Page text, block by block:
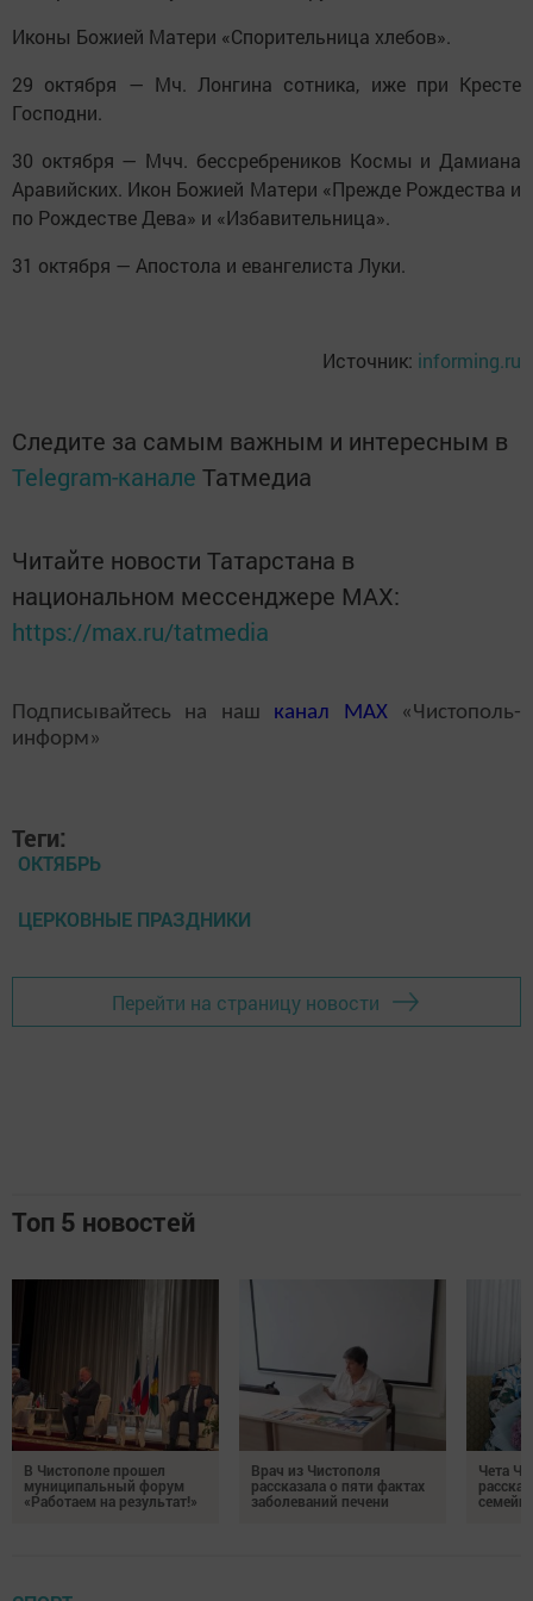
Иконы Божией Матери «Спорительница хлебов».
29 октября — Мч. Лонгина сотника, иже при Кресте
Господни.
30 октября — Мчч. бессребреников Космы и Дамиана
Аравийских. Икон Божией Матери «Прежде Рождества и
по Рождестве Дева» и «Избавительница».
31 октября — Апостола и евангелиста Луки.
Источник: informing.ru
Следите за самым важным и интересным в
Telegram-канале Татмедиа
Читайте новости Татарстана в
национальном мессенджере MАХ:
https://max.ru/tatmedia
Подписывайтесь на наш канал MAX«Чистополь-
информ»
Теги:
ОКТЯБРЬ
ЦЕРКОВНЫЕ ПРАЗДНИКИ
Перейти на страницу новости
Топ 5 новостей
В Чистополе прошел
муниципальный форум
«Работаем на результат!»
Врач из Чистополя
рассказала о пяти фактах
заболеваний печени
Чета